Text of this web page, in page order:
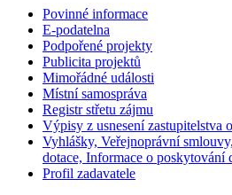
Povinné informace
E-podatelna
Podpořené projekty
Publicita projektů
Mimořádné události
Místní samospráva
Registr střetu zájmu
Výpisy z usnesení zastupitelstva
Vyhlášky, Veřejnoprávní
dotace, Informace o poskytování
Profil zadavatele